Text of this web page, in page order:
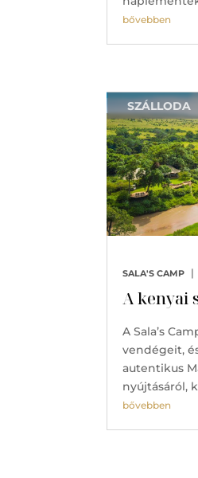
bővebben
A kenyai
SALA'S CAMP |
SZÁLLODA
A Sala’s
vendégeit,
autentikus
nyújtásáról,
bővebben